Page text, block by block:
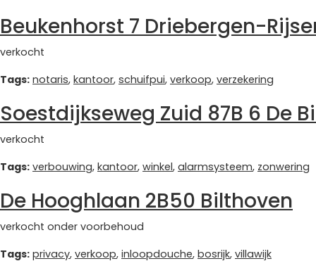
Beukenhorst 7 Driebergen-
verkocht
Tags: notaris, kantoor, schuifpui, verkoop, verzekering
Soestdijkseweg Zuid 87B 6 De
verkocht
Tags: verbouwing, kantoor, winkel, alarmsysteem, zonwering
De Hooghlaan 2B50 Bilthoven
verkocht onder voorbehoud
Tags: privacy, verkoop, inloopdouche, bosrijk, villawijk